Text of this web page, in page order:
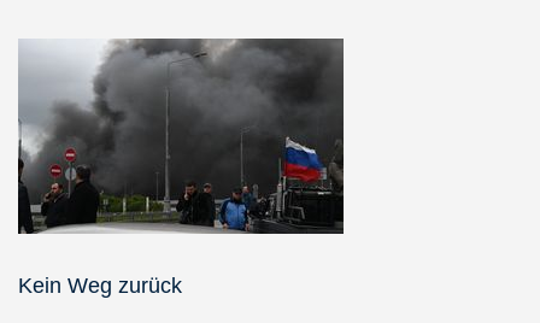
Kein Weg zurück